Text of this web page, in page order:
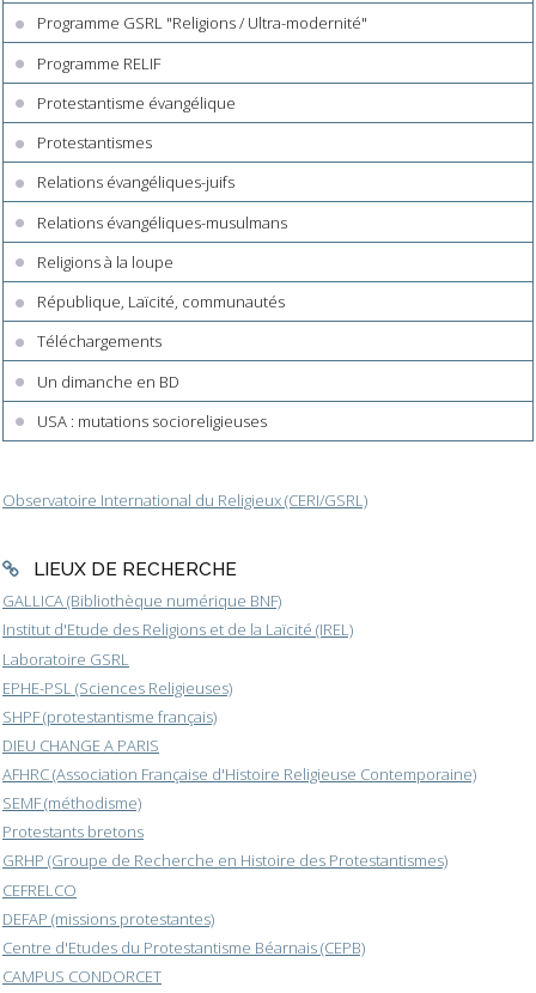
Programme GSRL "Religions / Ultra-modernité"
Programme RELIF
Protestantisme évangélique
Protestantismes
Relations évangéliques-juifs
Relations évangéliques-musulmans
Religions à la loupe
République, Laïcité, communautés
Téléchargements
Un dimanche en BD
USA : mutations socioreligieuses
Observatoire International du Religieux (CERI/GSRL)
LIEUX DE RECHERCHE
GALLICA (Bibliothèque numérique BNF)
Institut d'Etude des Religions et de la Laïcité (IREL)
Laboratoire GSRL
EPHE-PSL (Sciences Religieuses)
SHPF (protestantisme français)
DIEU CHANGE A PARIS
AFHRC (Association Française d'Histoire Religieuse Contemporaine)
SEMF (méthodisme)
Protestants bretons
GRHP (Groupe de Recherche en Histoire des Protestantismes)
CEFRELCO
DEFAP (missions protestantes)
Centre d'Etudes du Protestantisme Béarnais (CEPB)
CAMPUS CONDORCET